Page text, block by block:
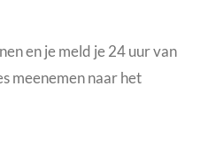
en je meld je 24 uur van
meenemen naar het